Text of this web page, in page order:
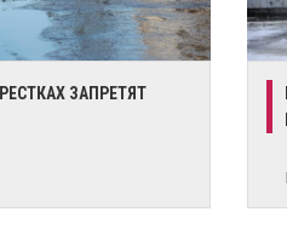
ЗАПРЕТЯТ